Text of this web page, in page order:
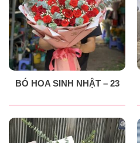
BÓ HOA SINH NHẬT – 23